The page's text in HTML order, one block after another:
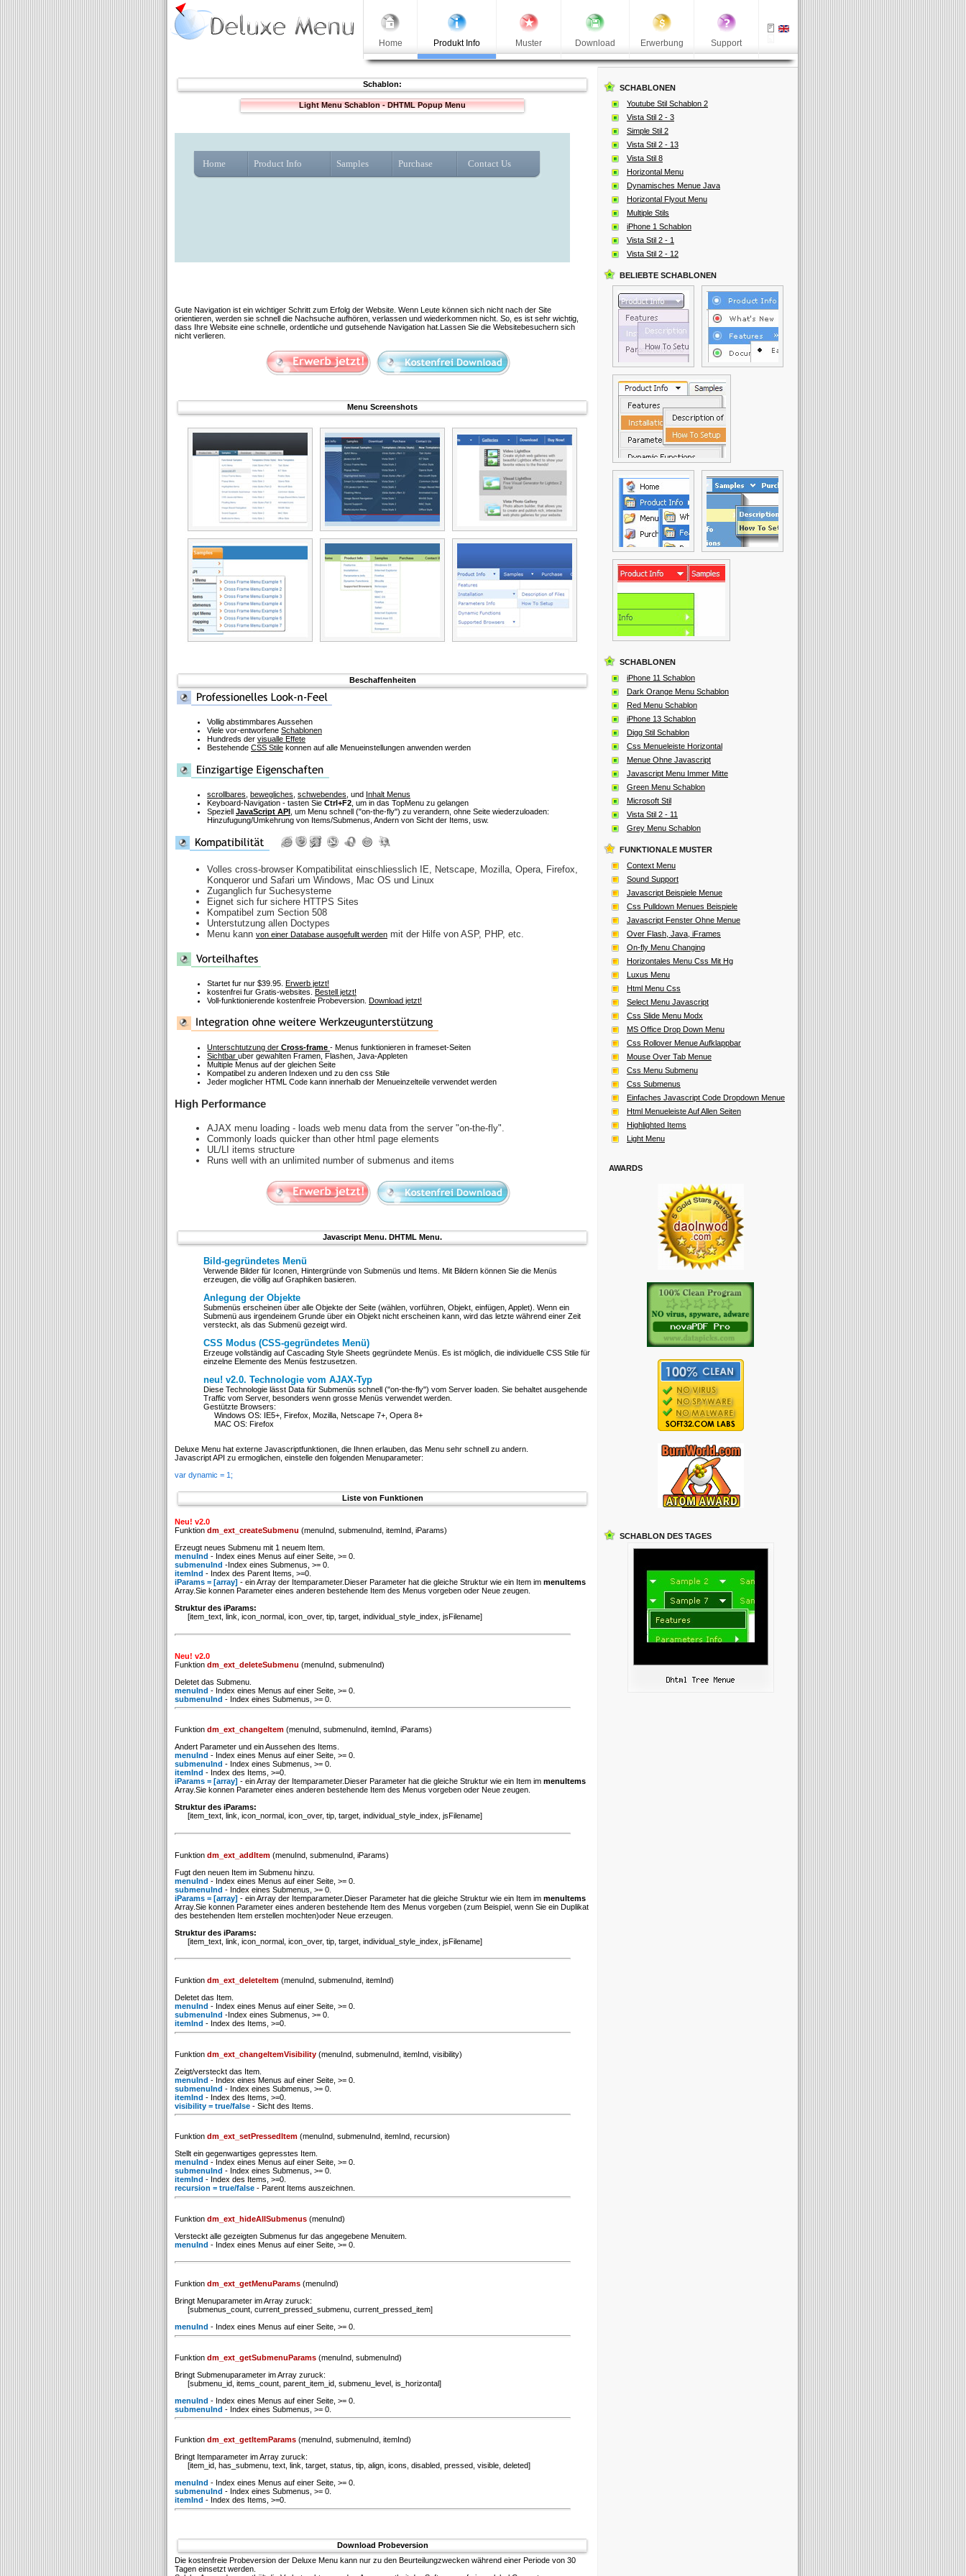
Home Produkt Info Muster Download Erwerbung Support
Schablon:
Light Menu Schablon - DHTML Popup Menu
Home Product Info Samples Purchase Contact Us
Gute Navigation ist ein wichtiger Schritt zum Erfolg der Website. Wenn Leute können sich nicht nach der Site
orientieren, werden sie schnell die Nachsuche aufhören, verlassen und wiederkommen nicht. So, es ist sehr wichtig,
dass Ihre Website eine schnelle, ordentliche und gutsehende Navigation hat.Lassen Sie die Websitebesuchern sich
nicht verlieren.
Menu Screenshots
Beschaffenheiten
Vollig abstimmbares Aussehen
Viele vor-entworfene Schablonen
Hundreds der visualle Effete
Bestehende CSS Stile konnen auf alle Menueinstellungen anwenden werden
scrollbares bewegliches schwebendes , und Inhalt Menus
Keyboard-Navigation - tasten Sie Ctrl+F2 , um in das TopMenu zu gelangen
Speziell JavaScript API , um Menu schnell ("on-the-fly") zu verandern, ohne Seite wiederzuloaden:
Hinzufugung/Umkehrung von Items/Submenus, Andern von Sicht der Items, usw.
Volles cross-browser Kompatibilitat einschliesslich IE, Netscape, Mozilla, Opera, Firefox,
Konqueror und Safari um Windows, Mac OS und Linux
Zuganglich fur Suchesysteme
Eignet sich fur sichere HTTPS Sites
Kompatibel zum Section 508
Unterstutzung allen Doctypes
Menu kann von einer Database ausgefullt werden mit der Hilfe von ASP, PHP, etc.
Startet fur nur $39.95. Erwerb jetzt!
kostenfrei fur Gratis-websites. Bestell jetzt!
Voll-funktionierende kostenfreie Probeversion. Download jetzt!
Unterschtutzung der Cross-frame - Menus funktionieren in frameset-Seiten
Sichtbar uber gewahlten Framen, Flashen, Java-Appleten
Multiple Menus auf der gleichen Seite
Kompatibel zu anderen Indexen und zu den css Stile
Jeder moglicher HTML Code kann innerhalb der Menueinzelteile verwendet werden
High Performance
AJAX menu loading - loads web menu data from the server "on-the-fly".
Commonly loads quicker than other html page elements
UL/LI items structure
Runs well with an unlimited number of submenus and items
Javascript Menu. DHTML Menu.
Bild-gegründetes Menü
Verwende Bilder für Iconen, Hintergründe von Submenüs und Items. Mit Bildern können Sie die Menüs
erzeugen, die völlig auf Graphiken basieren.
Anlegung der Objekte
Submenüs erscheinen über alle Objekte der Seite (wählen, vorführen, Objekt, einfügen, Applet). Wenn ein
Submenü aus irgendeinem Grunde über ein Objekt nicht erscheinen kann, wird das letzte während einer Zeit
versteckt, als das Submenü gezeigt wird.
CSS Modus (CSS-gegründetes Menü)
Erzeuge vollständig auf Cascading Style Sheets gegründete Menüs. Es ist möglich, die individuelle CSS Stile für
einzelne Elemente des Menüs festzusetzen.
neu! v2.0. Technologie vom AJAX-Typ
Diese Technologie lässt Data für Submenüs schnell ("on-the-fly") vom Server loaden. Sie behaltet ausgehende
Traffic vom Server, besonders wenn grosse Menüs verwendet werden.
Gestützte Browsers:
Windows OS: IE5+, Firefox, Mozilla, Netscape 7+, Opera 8+
MAC OS: Firefox
Deluxe Menu hat externe Javascriptfunktionen, die Ihnen erlauben, das Menu sehr schnell zu andern.
Javascript API zu ermoglichen, einstelle den folgenden Menuparameter:
var dynamic = 1;
Liste von Funktionen
Neu! v2.0
Funktion dm_ext_createSubmenu (menuInd, submenuInd, itemInd, iParams)
Erzeugt neues Submenu mit 1 neuem Item.
menuInd - Index eines Menus auf einer Seite, >= 0.
submenuInd -Index eines Submenus, >= 0.
itemInd - Index des Parent Items, >=0.
iParams = [array] - ein Array der Itemparameter.Dieser Parameter hat die gleiche Struktur wie ein Item im menuItems
Array.Sie konnen Parameter eines anderen bestehende Item des Menus vorgeben oder Neue zeugen.
Struktur des iParams:
[item_text, link, icon_normal, icon_over, tip, target, individual_style_index, jsFilename]
Neu! v2.0
Funktion dm_ext_deleteSubmenu (menuInd, submenuInd)
Deletet das Submenu.
menuInd - Index eines Menus auf einer Seite, >= 0.
submenuInd - Index eines Submenus, >= 0.
Funktion dm_ext_changeItem (menuInd, submenuInd, itemInd, iParams)
Andert Parameter und ein Aussehen des Items.
menuInd - Index eines Menus auf einer Seite, >= 0.
submenuInd - Index eines Submenus, >= 0.
itemInd - Index des Items, >=0.
iParams = [array] - ein Array der Itemparameter.Dieser Parameter hat die gleiche Struktur wie ein Item im menuItems
Array.Sie konnen Parameter eines anderen bestehende Item des Menus vorgeben oder Neue zeugen.
Struktur des iParams:
[item_text, link, icon_normal, icon_over, tip, target, individual_style_index, jsFilename]
Funktion dm_ext_addItem (menuInd, submenuInd, iParams)
Fugt den neuen Item im Submenu hinzu.
menuInd - Index eines Menus auf einer Seite, >= 0.
submenuInd - Index eines Submenus, >= 0.
iParams = [array] - ein Array der Itemparameter.Dieser Parameter hat die gleiche Struktur wie ein Item im menuItems
Array.Sie konnen Parameter eines anderen bestehende Item des Menus vorgeben (zum Beispiel, wenn Sie ein Duplikat
des bestehenden Item erstellen mochten)oder Neue erzeugen.
Struktur des iParams:
[item_text, link, icon_normal, icon_over, tip, target, individual_style_index, jsFilename]
Funktion dm_ext_deleteItem (menuInd, submenuInd, itemInd)
Deletet das Item.
menuInd - Index eines Menus auf einer Seite, >= 0.
submenuInd -Index eines Submenus, >= 0.
itemInd - Index des Items, >=0.
Funktion dm_ext_changeItemVisibility (menuInd, submenuInd, itemInd, visibility)
Zeigt/versteckt das Item.
menuInd - Index eines Menus auf einer Seite, >= 0.
submenuInd - Index eines Submenus, >= 0.
itemInd - Index des Items, >=0.
visibility = true/false - Sicht des Items.
Funktion dm_ext_setPressedItem (menuInd, submenuInd, itemInd, recursion)
Stellt ein gegenwartiges gepresstes Item.
menuInd - Index eines Menus auf einer Seite, >= 0.
submenuInd - Index eines Submenus, >= 0.
itemInd - Index des Items, >=0.
recursion = true/false - Parent Items auszeichnen.
Funktion dm_ext_hideAllSubmenus (menuInd)
Versteckt alle gezeigten Submenus fur das angegebene Menuitem.
menuInd - Index eines Menus auf einer Seite, >= 0.
Funktion dm_ext_getMenuParams (menuInd)
Bringt Menuparameter im Array zuruck:
[submenus_count, current_pressed_submenu, current_pressed_item]
menuInd - Index eines Menus auf einer Seite, >= 0.
Funktion dm_ext_getSubmenuParams (menuInd, submenuInd)
Bringt Submenuparameter im Array zuruck:
[submenu_id, items_count, parent_item_id, submenu_level, is_horizontal]
menuInd - Index eines Menus auf einer Seite, >= 0.
submenuInd - Index eines Submenus, >= 0.
Funktion dm_ext_getItemParams (menuInd, submenuInd, itemInd)
Bringt Itemparameter im Array zuruck:
[item_id, has_submenu, text, link, target, status, tip, align, icons, disabled, pressed, visible, deleted]
menuInd - Index eines Menus auf einer Seite, >= 0.
submenuInd - Index eines Submenus, >= 0.
itemInd - Index des Items, >=0.
Download Probeversion
Die kostenfreie Probeversion der Deluxe Menu kann nur zu den Beurteilungzwecken während einer Periode von 30
Tagen einsetzt werden.
SCHABLONEN
Youtube Stil Schablon 2
Vista Stil 2 - 3
Simple Stil 2
Vista Stil 2 - 13
Vista Stil 8
Horizontal Menu
Dynamisches Menue Java
Horizontal Flyout Menu
Multiple Stils
iPhone 1 Schablon
Vista Stil 2 - 1
Vista Stil 2 - 12
BELIEBTE SCHABLONEN
SCHABLONEN
iPhone 11 Schablon
Dark Orange Menu Schablon
Red Menu Schablon
iPhone 13 Schablon
Digg Stil Schablon
Css Menueleiste Horizontal
Menue Ohne Javascript
Javascript Menu Immer Mitte
Green Menu Schablon
Microsoft Stil
Vista Stil 2 - 11
Grey Menu Schablon
FUNKTIONALE MUSTER
Context Menu
Sound Support
Javascript Beispiele Menue
Css Pulldown Menues Beispiele
Javascript Fenster Ohne Menue
Over Flash, Java, iFrames
On-fly Menu Changing
Horizontales Menu Css Mit Hg
Luxus Menu
Html Menu Css
Select Menu Javascript
Css Slide Menu Modx
MS Office Drop Down Menu
Css Rollover Menue Aufklappbar
Mouse Over Tab Menue
Css Menu Submenu
Css Submenus
Einfaches Javascript Code Dropdown Menue
Html Menueleiste Auf Allen Seiten
Highlighted Items
Light Menu
AWARDS
SCHABLON DES TAGES